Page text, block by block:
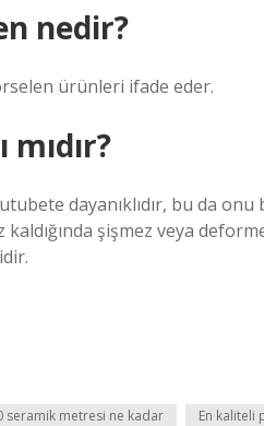
nedir?
ürünleri ifade eder.
dayanıklıdır, bu da
şişmez veya
seramik metresi ne kadar En kaliteli